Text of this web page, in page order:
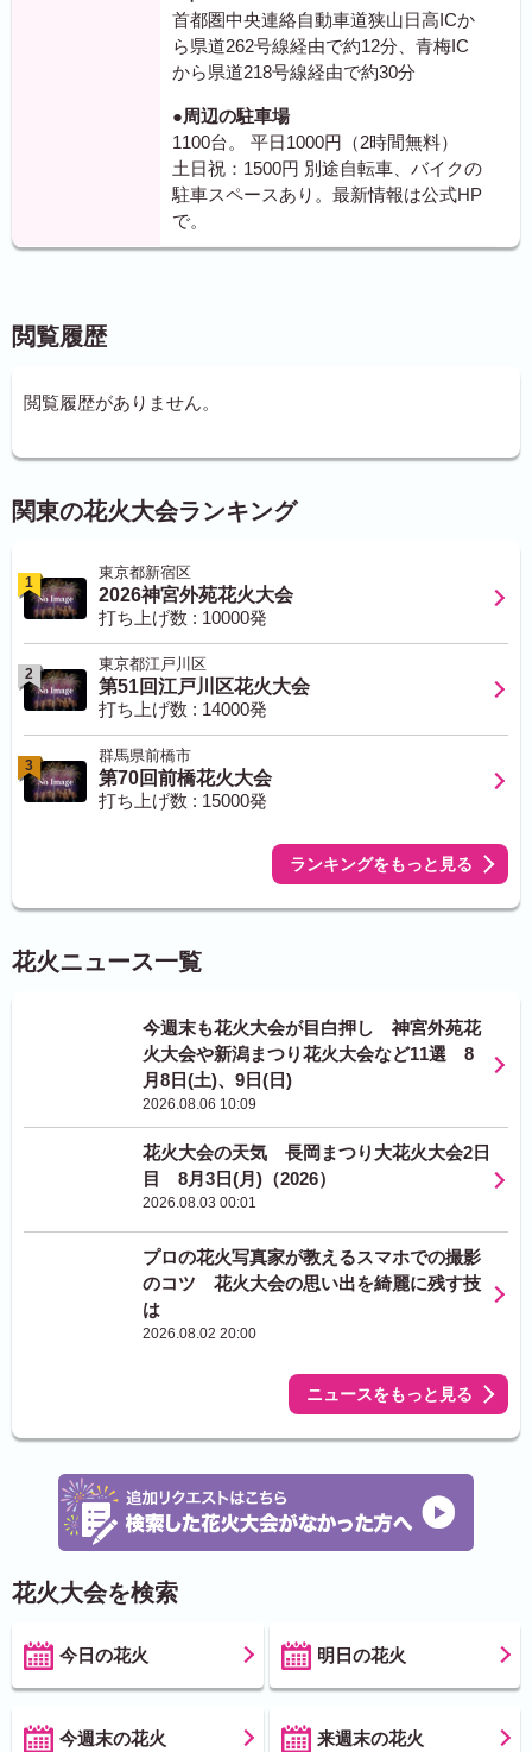
首都圏中央連絡自動車道狭山日高ICか
ら県道262号線経由で約12分、青梅IC
から県道218号線経由で約30分
●周辺の駐車場
1100台。 平日1000円（2時間無料）
土日祝：1500円 別途自転車、バイクの
駐車スペースあり。最新情報は公式HP
で。
閲覧履歴
閲覧履歴がありません。
関東の花火大会ランキング
1
東京都新宿区
2026神宮外苑花火大会
打ち上げ数 : 10000発
2
東京都江戸川区
第51回江戸川区花火大会
打ち上げ数 : 14000発
3
群馬県前橋市
第70回前橋花火大会
打ち上げ数 : 15000発
ランキングをもっと見る
花火ニュース一覧
今週末も花火大会が目白押し 神宮外苑花
火大会や新潟まつり花火大会など11選 8
月8日(土)、9日(日)
2026.08.06 10:09
花火大会の天気 長岡まつり大花火大会2日
目 8月3日(月)（2026）
2026.08.03 00:01
プロの花火写真家が教えるスマホでの撮影
のコツ 花火大会の思い出を綺麗に残す技
は
2026.08.02 20:00
ニュースをもっと見る
花火大会を検索
今日の花火 明日の花火
今週末の花火 来週末の花火